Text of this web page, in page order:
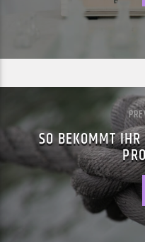
SO BEKOMMT